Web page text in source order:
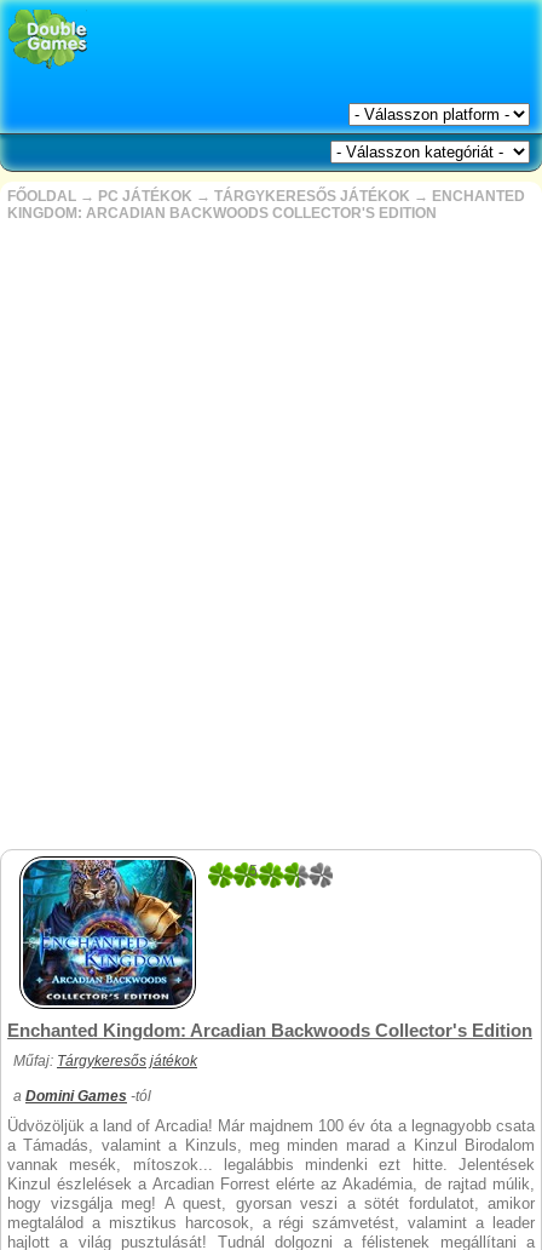
FŐOLDAL → PC JÁTÉKOK → TÁRGYKERESŐS JÁTÉKOK → ENCHANTED
KINGDOM: ARCADIAN BACKWOODS COLLECTOR'S EDITION
5
Enchanted Kingdom: Arcadian Backwoods Collector's Edition
Műfaj: Tárgykeresős játékok
a Domini Games -tól
Üdvözöljük a land of Arcadia! Már majdnem 100 év óta a legnagyobb csata
a Támadás, valamint a Kinzuls, meg minden marad a Kinzul Birodalom
vannak mesék, mítoszok... legalábbis mindenki ezt hitte. Jelentések
Kinzul észlelések a Arcadian Forrest elérte az Akadémia, de rajtad múlik,
hogy vizsgálja meg! A quest, gyorsan veszi a sötét fordulatot, amikor
megtalálod a misztikus harcosok, a régi számvetést, valamint a leader
hajlott a világ pusztulását! Tudnál dolgozni a félistenek megállítani a